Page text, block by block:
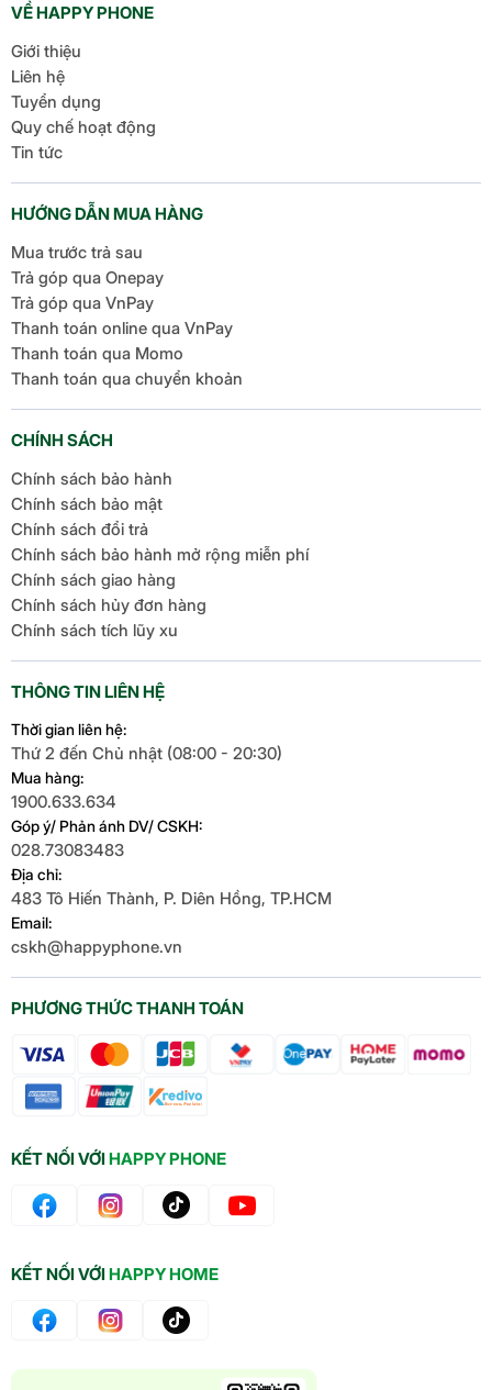
[…]
VỀ HAPPY PHONE
Giới thiệu
Liên hệ
Tuyển dụng
Quy chế hoạt động
Tin tức
HƯỚNG DẪN MUA HÀNG
Mua trước trả sau
Trả góp qua Onepay
Trả góp qua VnPay
Thanh toán online qua VnPay
Thanh toán qua Momo
Thanh toán qua chuyển khoản
PHƯƠNG THỨC THANH TOÁN
KẾT NỐI VỚIHAPPY PHONE
CHÍNH SÁCH
Chính sách bảo hành
Chính sách bảo mật
Chính sách đổi trả
Chính sách bảo hành mở rộng miễn phí
Chính sách giao hàng
Chính sách hủy đơn hàng
Chính sách tích lũy xu
THÔNG TIN LIÊN HỆ
Thời gian liên hệ:
Thứ 2 đến Chủ nhật (08:00 - 20:30)
Mua hàng:
1900.633.634
Góp ý/ Phản ánh DV/ CSKH:
028.73083483
Địa chỉ:
483 Tô Hiến Thành, P. Diên Hồng, TP.HCM
Email:
cskh@happyphone.vn
KẾT NỐI VỚIHAPPY HOME